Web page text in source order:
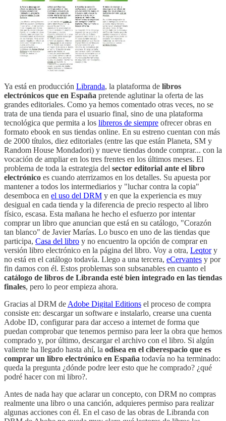
Ya está en producción Libranda, la plataforma de libros
electrónicos que en España pretende aglutinar la oferta de las
grandes editoriales. Como ya hemos comentado otras veces, no se
trata de una tienda para el usuario final, sino de una plataforma
tecnológica que permita a los libreros de siempre ofrecer obras en
formato ebook en sus tiendas online. En su estreno cuentan con más
de 2000 títulos, diez editoriales (entre las que están Planeta, SM y
Random House Mondadori) y nueve tiendas donde comprar... con la
vocación de ampliar en los tres frentes en los últimos meses. El
problema de toda la estrategia del sector editorial ante el libro
electrónico es cuando aterrizamos en los detalles. Su apuesta por
mantener a todos los intermediarios y "luchar contra la copia"
desemboca en el uso del DRM y en que la experiencia es muy
desigual en cada tienda y la diferencia de precio respecto al libro
físico, escasa. Esta mañana he hecho el esfuerzo por intentar
comprar un libro que anuncian que está en su catálogo, "Corazón
tan blanco" de Javier Marías. Lo busco en uno de las tiendas que
participa, Casa del libro y no encuentro la opción de comprar en
versión libro electrónico en la página del libro. Voy a otra, Leqtory
no está en el catálogo todavía. Llego a una tercera, eCervantes y por
fin damos con él. Estos problemas son subsanables en cuanto el
catálogo de libros de Libranda esté bien integrado en las tiendas
finales, pero lo peor empieza ahora.
Gracias al DRM de Adobe Digital Editions el proceso de compra
consiste en: descargar un software e instalarlo, crearse una cuenta
Adobe ID, configurar para dar acceso a internet de forma que
puedan comprobar que tenemos permiso para leer la obra que hemos
comprado y, por último, descargar el archivo con el libro. Si algún
valiente ha llegado hasta ahí, la odisea en el ciberespacio que es
comprar un libro electrónico en España todavía no ha terminado:
queda la pregunta ¿dónde podre leer esto que he comprado? ¿qué
podré hacer con mi libro?.
Antes de nada hay que aclarar un concepto, con DRM no compras
realmente una libro o una canción, adquieres permiso para realizar
algunas acciones con él. En el caso de las obras de Libranda con